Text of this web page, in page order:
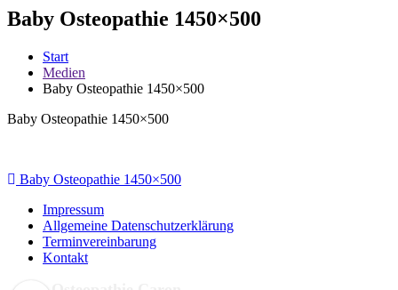
Baby Osteopathie 1450×500
Start
Medien
Baby Osteopathie 1450×500
Baby Osteopathie 1450×500
Beitragsnavigation
Baby Osteopathie 1450×500
Impressum
Allgemeine Datenschutzerklärung
Terminvereinbarung
Kontakt